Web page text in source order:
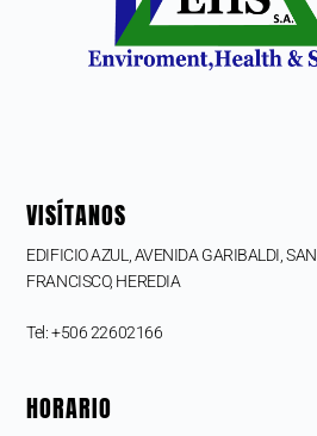
VISÍTANOS
EDIFICIO AZUL, AVENIDA GARIBALDI, SAN
FRANCISCO, HEREDIA
Tel: +506 22602166
HORARIO